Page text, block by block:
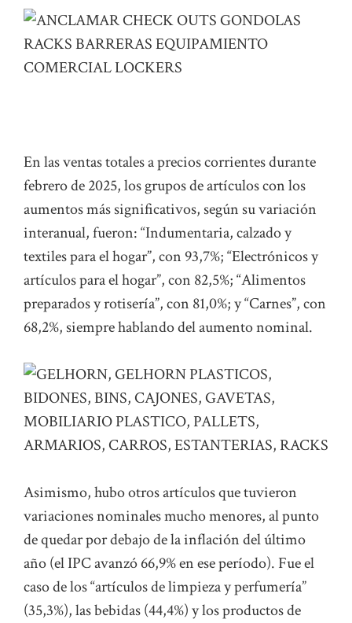
En las ventas totales a precios corrientes durante
febrero de 2025, los grupos de artículos con los
aumentos más significativos, según su variación
interanual, fueron: “Indumentaria, calzado y
textiles para el hogar”, con 93,7%; “Electrónicos y
artículos para el hogar”, con 82,5%; “Alimentos
preparados y rotisería”, con 81,0%; y “Carnes”, con
68,2%, siempre hablando del aumento nominal.
Asimismo, hubo otros artículos que tuvieron
variaciones nominales mucho menores, al punto
de quedar por debajo de la inflación del último
año (el IPC avanzó 66,9% en ese período). Fue el
caso de los “artículos de limpieza y perfumería”
(35,3%), las bebidas (44,4%) y los productos de